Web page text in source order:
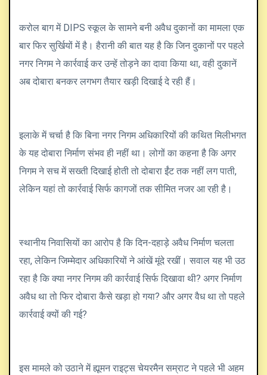
करोल बाग में DIPS स्कूल के सामने बनी अवैध दुकानों का मामला एक
बार फिर सुर्खियों में है। हैरानी की बात यह है कि जिन दुकानों पर पहले
नगर निगम ने कार्रवाई कर उन्हें तोड़ने का दावा किया था, वही दुकानें
अब दोबारा बनकर लगभग तैयार खड़ी दिखाई दे रही हैं।
इलाके में चर्चा है कि बिना नगर निगम अधिकारियों की कथित मिलीभगत
के यह दोबारा निर्माण संभव ही नहीं था। लोगों का कहना है कि अगर
निगम ने सच में सख्ती दिखाई होती तो दोबारा ईंट तक नहीं लग पाती,
लेकिन यहां तो कार्रवाई सिर्फ कागजों तक सीमित नजर आ रही है।
स्थानीय निवासियों का आरोप है कि दिन-दहाड़े अवैध निर्माण चलता
रहा, लेकिन जिम्मेदार अधिकारियों ने आंखें मूंदे रखीं। सवाल यह भी उठ
रहा है कि क्या नगर निगम की कार्रवाई सिर्फ दिखावा थी? अगर निर्माण
अवैध था तो फिर दोबारा कैसे खड़ा हो गया? और अगर वैध था तो पहले
कार्रवाई क्यों की गई?
इस मामले को उठाने में ह्यूमन राइट्स चेयरमैन सम्राट ने पहले भी अहम